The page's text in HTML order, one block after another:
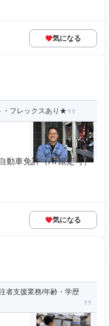
気になる
フレックスあり★
動車免許（AT限定可）
気になる
者支援業務/年齢・学歴